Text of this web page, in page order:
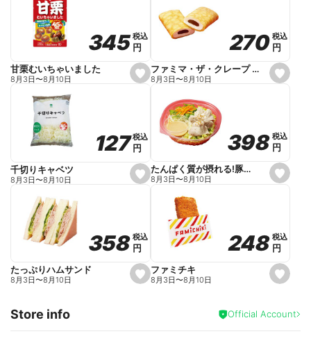
s
e
o
r
i
e
345
345税込
税込
円
円
甘栗むいちゃいました
8月3日〜8月10日
s
e
o
r
i
e
270
270 税込
税込
円
円
ファミマ・ザ・クレープ 生チョコ
8月3日〜8月10日
s
e
o
r
i
e
127
127税込
税込
円
円
千切りキャベツ
8月3日〜8月10日
s
e
o
r
i
e
398
398 税込
税込
円
円
たんぱく質が摂れる!豚しゃぶのパスタサラダ
8月3日〜8月10日
s
e
358
358税込
税込
円
円
たっぷりハムサンド
8月3日〜8月10日
s
e
a
248
248 税込
税込
円
円
ファミチキ
8月3日〜8月10日
Store info Official Account